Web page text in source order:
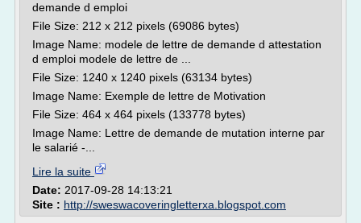
demande d emploi
File Size: 212 x 212 pixels (69086 bytes)
Image Name: modele de lettre de demande d attestation
d emploi modele de lettre de ...
File Size: 1240 x 1240 pixels (63134 bytes)
Image Name: Exemple de lettre de Motivation
File Size: 464 x 464 pixels (133778 bytes)
Image Name: Lettre de demande de mutation interne par
le salarié -...
Lire la suite
Date: 2017-09-28 14:13:21
Site : http://sweswacoveringletterxa.blogspot.com